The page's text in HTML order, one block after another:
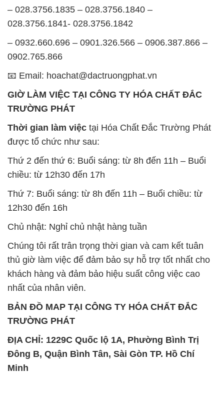
📧 Email: hoachat@dactruongphat.vn
TRƯỜNG PHÁT
được tổ chức như sau:
Thứ 2 đến thứ 6: Buổi sáng: từ 8h đến 11h – Buổi
chiều: từ 12h30 đến 17h
Thứ 7: Buổi sáng: từ 8h đến 11h – Buổi chiều: từ
12h30 đến 16h
Chủ nhật: Nghỉ chủ nhật hàng tuần
thủ giờ làm việc để đảm bảo sự hỗ trợ tốt nhất cho
khách hàng và đảm bảo hiệu suất công việc cao
nhất của nhân viên.
BẢN ĐỒ MAP TẠI CÔNG TY HÓA CHẤT ĐẮC
TRƯỜNG PHÁT
ĐỊA CHỈ: 1229C Quốc lộ 1A, Phường Bình Trị
Đông B, Quận Bình Tân, Sài Gòn TP. Hồ Chí
Minh